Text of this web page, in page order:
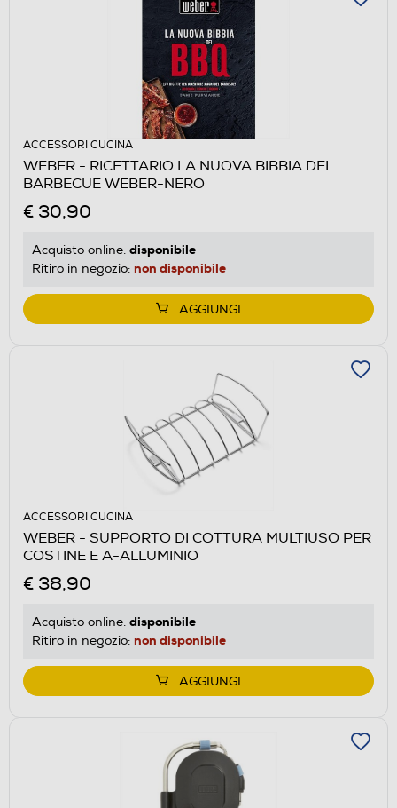
ACCESSORI CUCINA
WEBER - RICETTARIO LA NUOVA BIBBIA DEL
BARBECUE WEBER-NERO
€ 30,90
Acquisto online: disponibile
Ritiro in negozio: non disponibile
AGGIUNGI
ACCESSORI CUCINA
WEBER - SUPPORTO DI COTTURA MULTIUSO PER
COSTINE E A-ALLUMINIO
€ 38,90
Acquisto online: disponibile
Ritiro in negozio: non disponibile
AGGIUNGI